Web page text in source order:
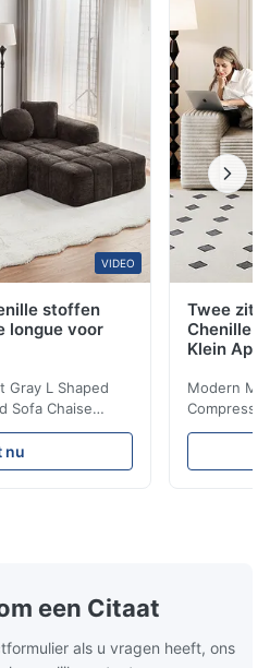
...
VIDEO
stoffen
longue voor
Gray L Shaped
Sofa Chaise
High resilience
for small
light gray
nu
Twee
Chenille
Klein
Modern
Room
een Citaat
als u vragen heeft, ons